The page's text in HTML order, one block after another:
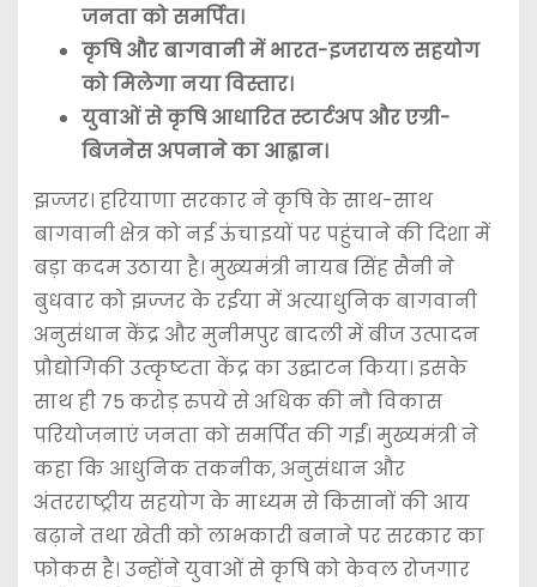
जनता को समर्पित।
कृषि और बागवानी में भारत-इजरायल सहयोग
को मिलेगा नया विस्तार।
युवाओं से कृषि आधारित स्टार्टअप और एग्री-
बिजनेस अपनाने का आह्वान।
झज्जर। हरियाणा सरकार ने कृषि के साथ-साथ
बागवानी क्षेत्र को नई ऊंचाइयों पर पहुंचाने की दिशा में
बड़ा कदम उठाया है। मुख्यमंत्री नायब सिंह सैनी ने
बुधवार को झज्जर के रईया में अत्याधुनिक बागवानी
अनुसंधान केंद्र और मुनीमपुर बादली में बीज उत्पादन
प्रौद्योगिकी उत्कृष्टता केंद्र का उद्घाटन किया। इसके
साथ ही 75 करोड़ रुपये से अधिक की नौ विकास
परियोजनाएं जनता को समर्पित की गईं। मुख्यमंत्री ने
कहा कि आधुनिक तकनीक, अनुसंधान और
अंतरराष्ट्रीय सहयोग के माध्यम से किसानों की आय
बढ़ाने तथा खेती को लाभकारी बनाने पर सरकार का
फोकस है। उन्होंने युवाओं से कृषि को केवल रोजगार